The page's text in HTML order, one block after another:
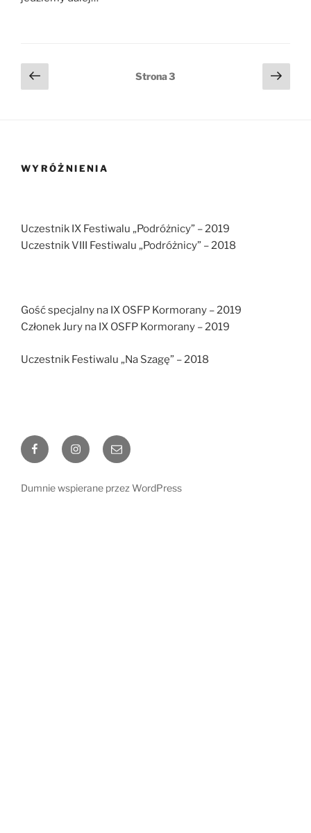
Stronicowanie
wpisów
Poprzednia
strona
Strona3
WYRÓŻNIENIA
Uczestnik IX Festiwalu „Podróżnicy” – 2019
Uczestnik VIII Festiwalu „Podróżnicy” – 2018
Gość specjalny na IX OSFP Kormorany – 2019
Członek Jury na IX OSFP Kormorany – 2019
Uczestnik Festiwalu „Na Szagę” – 2018
FacebookInstagram
E-
mail
Dumnie wspierane przez WordPress